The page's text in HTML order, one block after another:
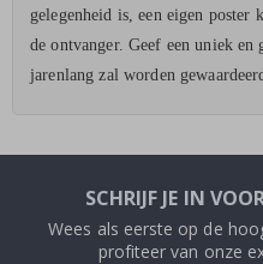
gelegenheid is, een eigen poster
de ontvanger. Geef een uniek en
jarenlang zal worden gewaardeerd.
SCHRIJF JE IN
Wees als eerste op de
profiteer van onze